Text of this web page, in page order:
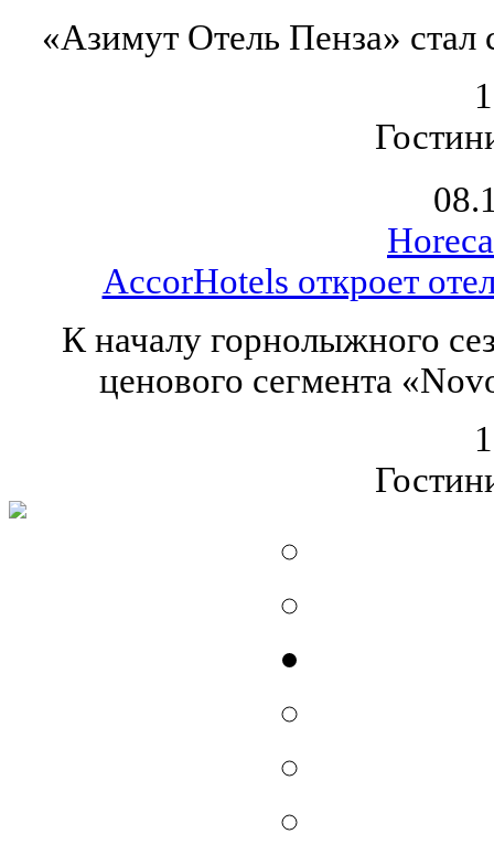
«Азимут Отель Пенза»
AccorHotels откроет
К началу горнолыжного
ценового сегмента